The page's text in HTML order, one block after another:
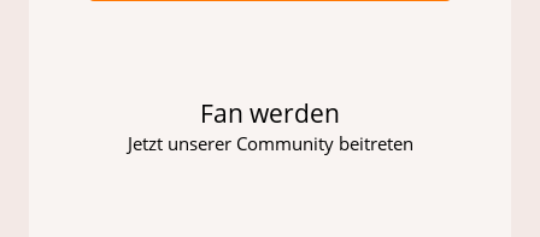
Fan werden
Jetzt unserer Community beitreten